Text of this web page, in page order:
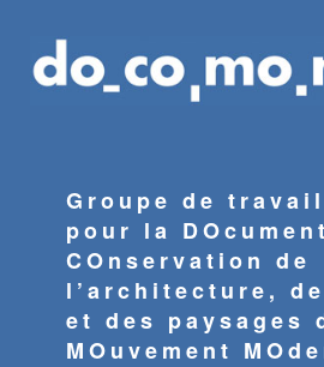
contenu
principal
Groupe de
pour la
COnservation de
l’architecture,
et des paysages
MOuvement